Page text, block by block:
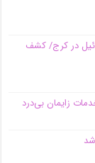
در کرج/‌ کشف